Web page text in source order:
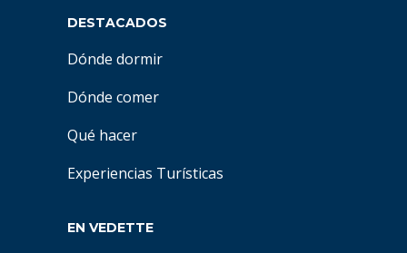
DESTACADOS
Dónde dormir
Dónde comer
Qué hacer
Experiencias Turísticas
EN VEDETTE